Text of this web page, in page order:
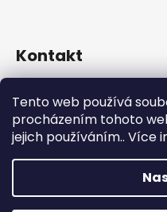
Tento web používá
procházením tohoto
jejich používáním.. Více
Kontakt
+420 739 522 572
hookah_gang.cz/